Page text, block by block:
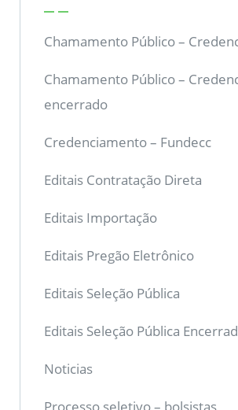
Chamamento Público –
Chamamento Público –
encerrado
Credenciamento – Fundecc
Editais Contratação Direta
Editais Importação
Editais Pregão Eletrônico
Editais Seleção Pública
Editais Seleção Pública
Noticias